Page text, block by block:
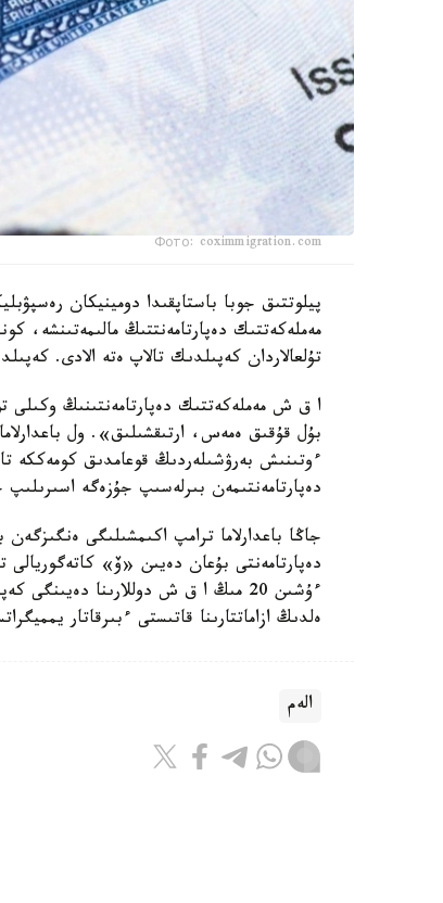
Фото: coximmigration.com
پيلوتتىق جوبا باستاپقىدا دومينيكان
مەملەكەتتىك دەپارتامەنتتىڭ
تۇلعالاردان كەپىلدىك تالاپ ەتە الادى.
ا ق ش مەملەكەتتىك دەپارتامەنتىنىڭ وكىلى
بۇل قۇقىق ەمەس، ارتىقشىلىق». ول
ءوتىنىش بەرۋشىلەردىڭ قوعامدىق كومەككە
دەپارتامەنتىمەن بىرلەسىپ جۇزەگە
جاڭا باعدارلاما ترامپ اكىمشىلىگى
دەپارتامەنتى بۇعان دەيىن «ۆ» كاتەگوريالى
ەلدىڭ ازاماتتارىنا قاتىستى ءبىرقاتار
الەم